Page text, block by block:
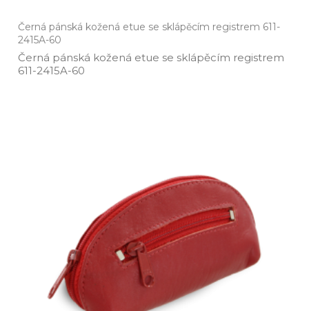
Černá pánská kožená etue se sklápěcím registrem 611-
2415A-60
Černá pánská kožená etue se sklápěcím registrem
611­-2415A­-60